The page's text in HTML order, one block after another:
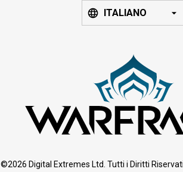
ITALIANO
©2026 Digital Extremes Ltd. Tutti i Diritti